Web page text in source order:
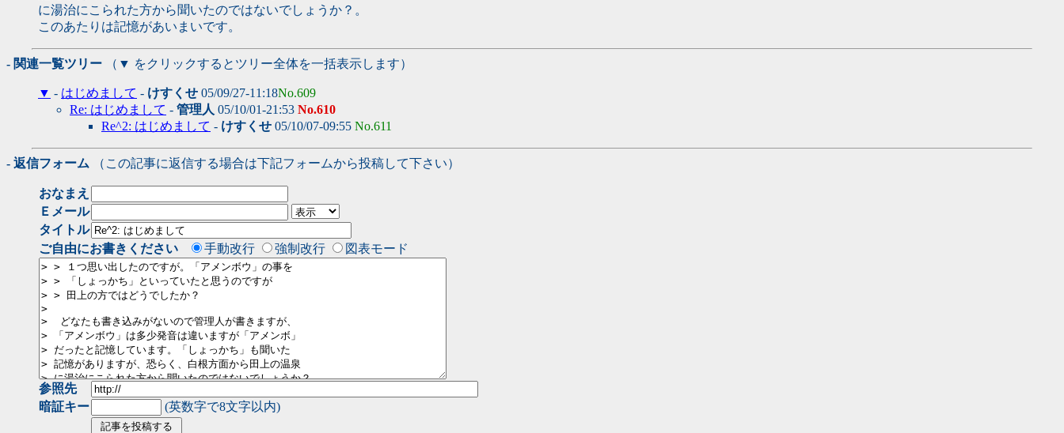
に湯治にこられた方から聞いたのではないでしょうか？。
このあたりは記憶があいまいです。
- 関連一覧ツリー （▼ をクリックするとツリー全体を一括表示します）
▼ - はじめまして - けすくせ 05/09/27-11:18No.609
Re: はじめまして - 管理人 05/10/01-21:53 No.610
Re^2: はじめまして - けすくせ 05/10/07-09:55 No.611
- 返信フォーム （この記事に返信する場合は下記フォームから投稿して下さい）
おなまえ
Ｅメール
タイトル
ご自由にお書きください
手動改行 強制改行 図表モード
参照先
暗証キー
(英数字で8文字以内)